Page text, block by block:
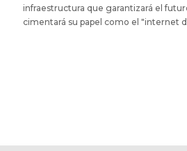
infraestructura que garantizará el
cimentará su papel como el "internet